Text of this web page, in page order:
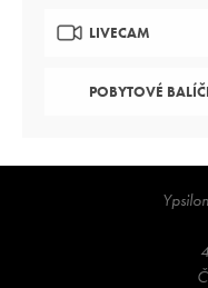
LIVECAM
POBYTOVÉ